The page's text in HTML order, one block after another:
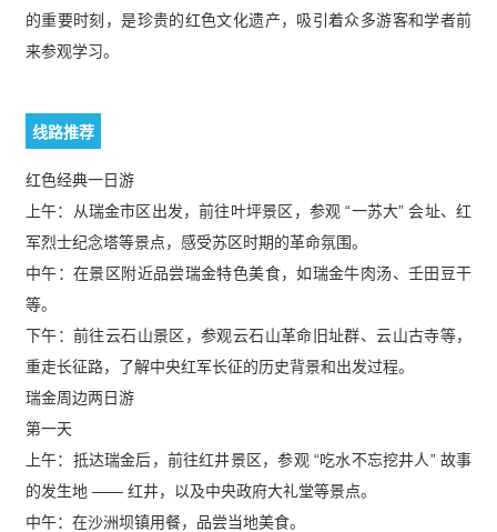
的重要时刻，是珍贵的红色文化遗产，吸引着众多游客和学者前
来参观学习。
线路推荐
红色经典一日游
上午：从瑞金市区出发，前往叶坪景区，参观 “一苏大” 会址、红
军烈士纪念塔等景点，感受苏区时期的革命氛围。
中午：在景区附近品尝瑞金特色美食，如瑞金牛肉汤、壬田豆干
等。
下午：前往云石山景区，参观云石山革命旧址群、云山古寺等，
重走长征路，了解中央红军长征的历史背景和出发过程。
瑞金周边两日游
第一天
上午：抵达瑞金后，前往红井景区，参观 “吃水不忘挖井人” 故事
的发生地 —— 红井，以及中央政府大礼堂等景点。
中午：在沙洲坝镇用餐，品尝当地美食。